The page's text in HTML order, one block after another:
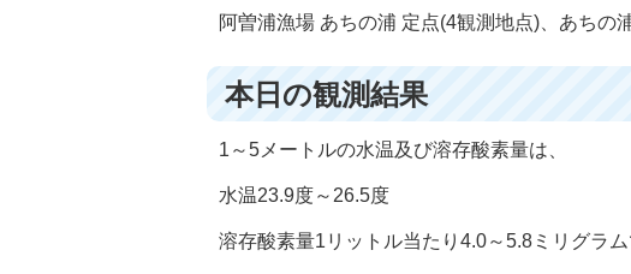
阿曽浦漁場 あちの浦 定点(4観測地点)、あちの
本日の観測結果
1～5メートルの水温及び溶存酸素量は、
水温23.9度～26.5度
溶存酸素量1リットル当たり4.0～5.8ミリグラム